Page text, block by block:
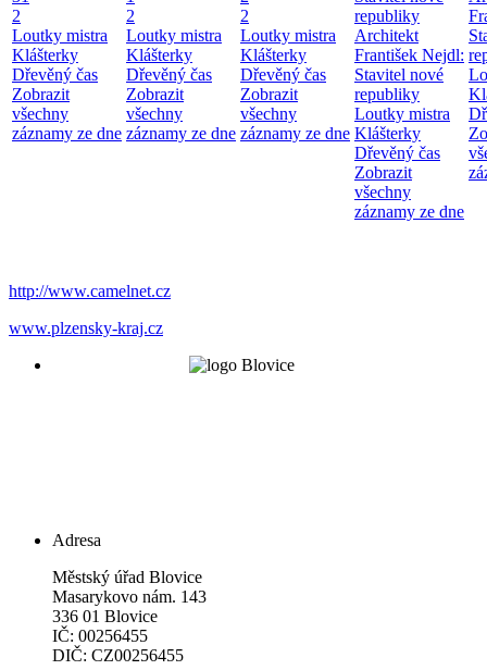
2
Loutky mistra
Klášterky
Dřevěný čas
Zobrazit
všechny
záznamy ze dne
2
Loutky mistra
Klášterky
Dřevěný čas
Zobrazit
všechny
záznamy ze dne
2
Loutky mistra
Klášterky
Dřevěný čas
Zobrazit
všechny
záznamy ze dne
republiky
Architekt
František Nejdl:
Stavitel nové
republiky
Loutky mistra
Klášterky
Dřevěný čas
Zobrazit
všechny
záznamy ze dne
http://www.camelnet.cz
www.plzensky-kraj.cz
Adresa
Městský úřad Blovice
Masarykovo nám. 143
336 01 Blovice
IČ: 00256455
DIČ: CZ00256455